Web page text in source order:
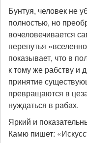
Бунтуя, человек не
полностью, но
вочеловечивается
перепутья
показывает, что в
к тому же рабству и
принятие
превращаются в
нуждаться в рабах.
Яркий и
Камю пишет: